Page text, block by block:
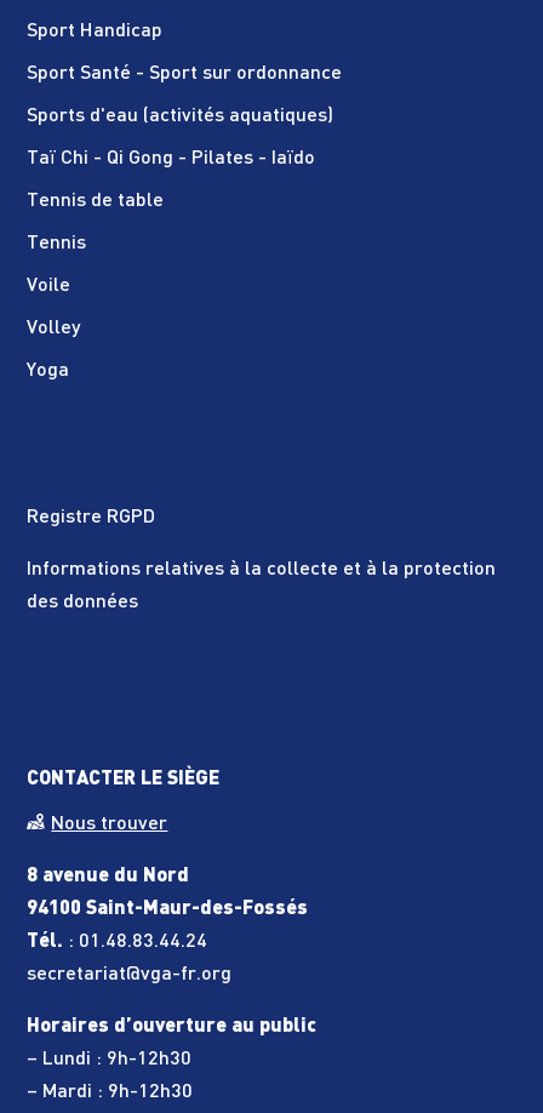
Sport Handicap
Sport Santé - Sport sur ordonnance
Sports d'eau (activités aquatiques)
Taï Chi - Qi Gong - Pilates - Iaïdo
Tennis de table
Tennis
Voile
Volley
Yoga
Registre RGPD
Informations relatives à la collecte et à la protection
des données
CONTACTER LE SIÈGE
Nous trouver
8 avenue du Nord
94100 Saint-Maur-des-Fossés
Tél. : 01.48.83.44.24
secretariat@vga-fr.org
Horaires d’ouverture au public
– Lundi : 9h-12h30
– Mardi : 9h-12h30